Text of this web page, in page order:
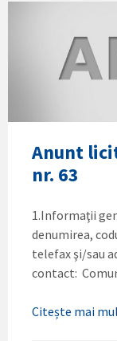
Anunt
nr. 63
1.Informaţii
denumirea,
telefax şi/sau
contact:
Citește mai